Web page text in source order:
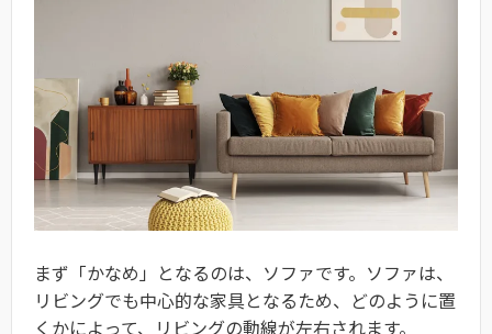
まず「かなめ」となるのは、ソファです。ソファは、
リビングでも中心的な家具となるため、どのように置
くかによって、リビングの動線が左右されます。